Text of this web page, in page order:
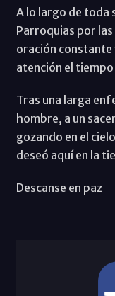
A lo largo de toda
Parroquias por
oración constante
atención el
Tras una larga
hombre, a un
gozando en el
deseó aquí en la
Descanse en paz